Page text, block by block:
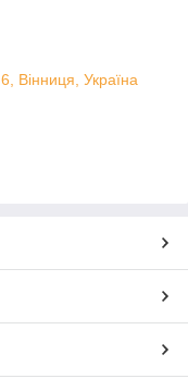
Вінниця, Україна